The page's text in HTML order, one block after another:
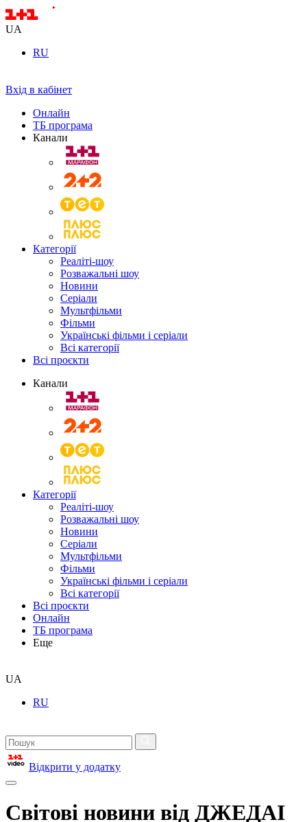
UA
RU
Вхід в кабінет
Онлайн
ТБ програма
Канали
Категорії
Реаліті-шоу
Розважальні шоу
Новини
Серіали
Мультфільми
Фільми
Українські фільми і серіали
Всі категорії
Всі проєкти
Канали
Категорії
Реаліті-шоу
Розважальні шоу
Новини
Серіали
Мультфільми
Фільми
Українські фільми і серіали
Всі категорії
Всі проєкти
Онлайн
ТБ програма
Еще
UA
RU
Відкрити у додатку
Світові новини від ДЖЕДАІ